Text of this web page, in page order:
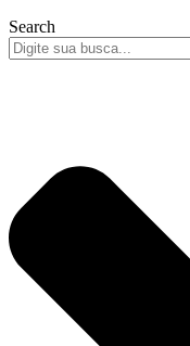
Search